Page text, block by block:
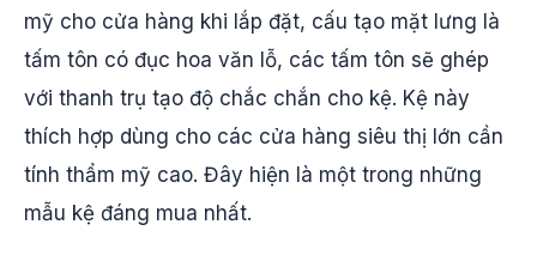
mỹ cho cửa hàng khi lắp đặt, cấu tạo mặt lưng là
tấm tôn có đục hoa văn lỗ, các tấm tôn sẽ ghép
với thanh trụ tạo độ chắc chắn cho kệ. Kệ này
thích hợp dùng cho các cửa hàng siêu thị lớn cần
tính thẩm mỹ cao.​ Đây hiện là một trong những
mẫu kệ đáng mua nhất.